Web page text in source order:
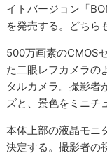
イトバージョン「
を発売する。どちら
500万画素のCMOS
た二眼レフカメラの
タルカメラ。撮影者
ズと、景色をミニチ
本体上部の液晶モニ
決定する。撮影者の